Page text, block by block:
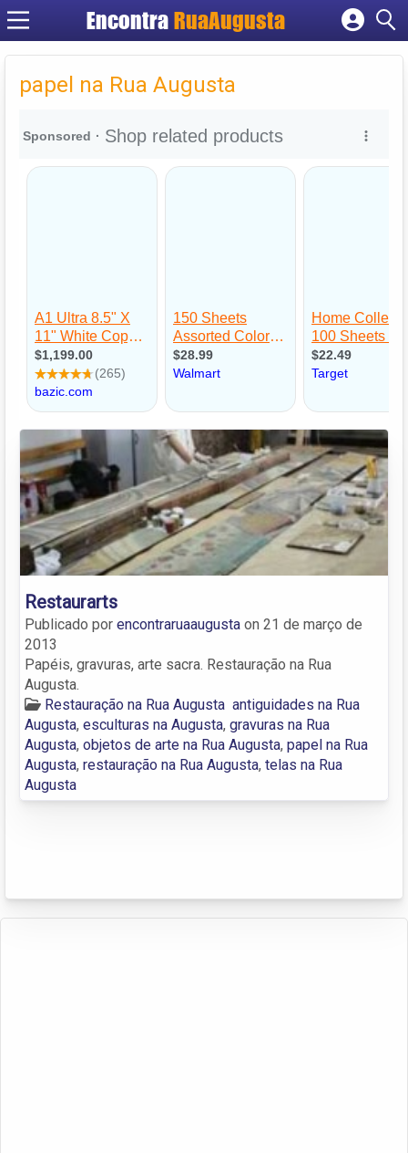
Encontra RuaAugusta
Cadastrar empresa
Criar conta
papel na Rua Augusta
Restaurarts
Publicado por encontraruaaugusta on 21 de março de
2013
Papéis, gravuras, arte sacra. Restauração na Rua
Augusta.
Restauração na Rua Augusta antiguidades na Rua
Augusta, esculturas na Augusta, gravuras na Rua
Augusta, objetos de arte na Rua Augusta, papel na Rua
Augusta, restauração na Rua Augusta, telas na Rua
Augusta